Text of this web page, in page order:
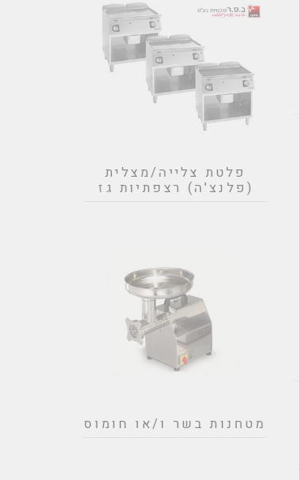
פלטת צלייה/מצלית
(פלנצ'ה) רצפתיות גז
מטחנות בשר ו/או חומוס